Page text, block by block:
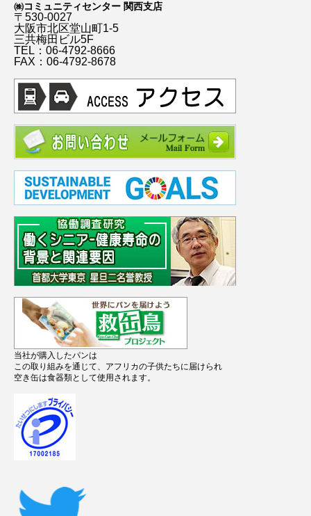
㈱コミュニティセンター 関西支店
〒530-0027
大阪市北区堂山町1-5
三共梅田ビル5F
TEL：06-4792-8666
FAX：06-4792-8678
当社が購入したパンは
この取り組みを通じて、アフリカの子供たちに届けられ
空き缶は食器類として使用されます。